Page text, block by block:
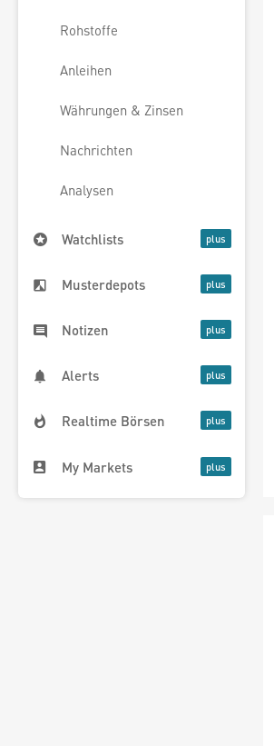
Rohstoffe
Anleihen
Währungen & Zinsen
Nachrichten
Analysen
Watchlists
Musterdepots
Notizen
Alerts
Realtime Börsen
My Markets